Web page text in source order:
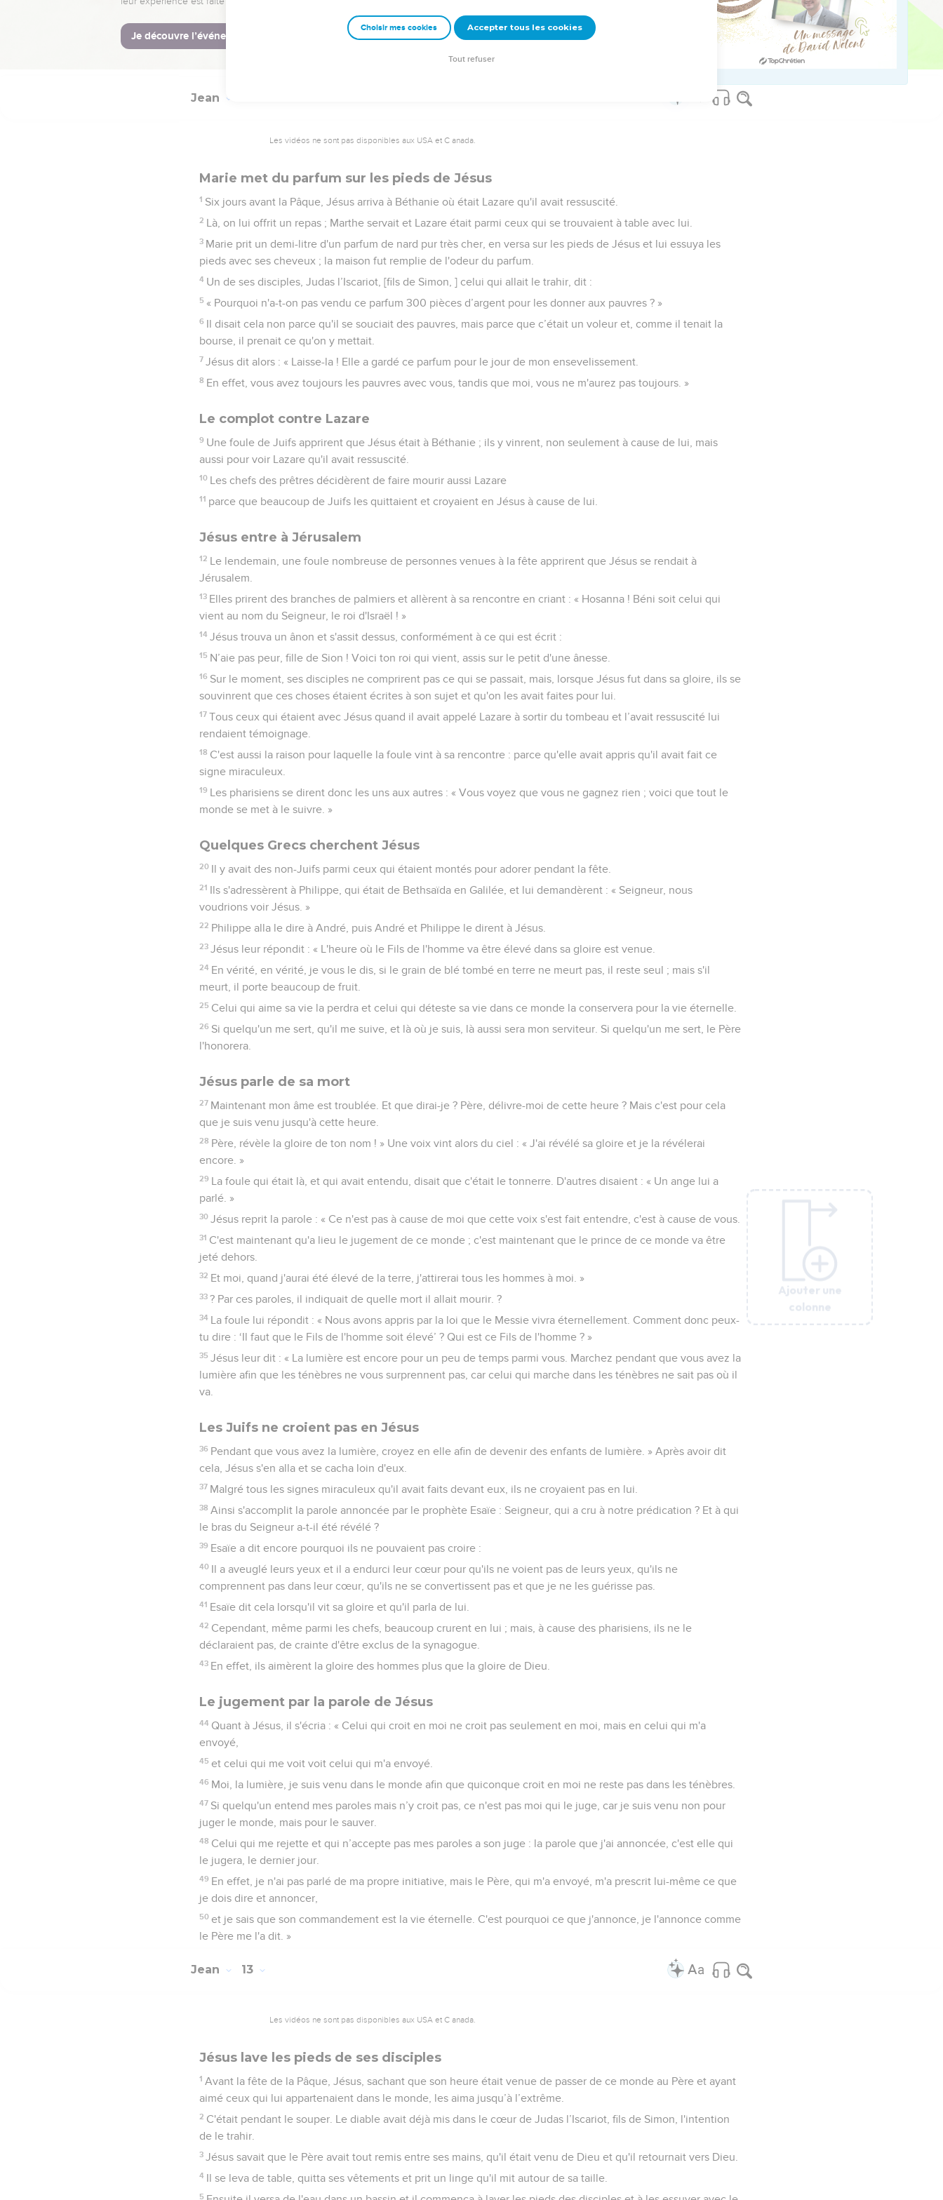
57 Or les chefs des prêtres et les pharisiens avaient donné l'ordre que, si quelqu'un savait où était Jésus, il le
Ajouter une
colonne
Jean
Les vidéos ne sont pas disponibles aux USA et C anada.
Marie met du parfum sur les pieds de Jésus
1 Six jours avant la Pâque, Jésus arriva à Béthanie où était Lazare qu'il avait ressuscité.
2 Là, on lui offrit un repas ; Marthe servait et Lazare était parmi ceux qui se trouvaient à table avec lui.
3 Marie prit un demi-litre d'un parfum de nard pur très cher, en versa sur les pieds de Jésus et lui essuya les
pieds avec ses cheveux ; la maison fut remplie de l'odeur du parfum.
4 Un de ses disciples, Judas l’Iscariot, [fils de Simon, ] celui qui allait le trahir, dit :
5 « Pourquoi n'a-t-on pas vendu ce parfum 300 pièces d’argent pour les donner aux pauvres ? »
6 Il disait cela non parce qu'il se souciait des pauvres, mais parce que c’était un voleur et, comme il tenait la
bourse, il prenait ce qu'on y mettait.
7 Jésus dit alors : « Laisse-la ! Elle a gardé ce parfum pour le jour de mon ensevelissement.
8 En effet, vous avez toujours les pauvres avec vous, tandis que moi, vous ne m'aurez pas toujours. »
Le complot contre Lazare
9 Une foule de Juifs apprirent que Jésus était à Béthanie ; ils y vinrent, non seulement à cause de lui, mais
aussi pour voir Lazare qu'il avait ressuscité.
10 Les chefs des prêtres décidèrent de faire mourir aussi Lazare
11 parce que beaucoup de Juifs les quittaient et croyaient en Jésus à cause de lui.
Jésus entre à Jérusalem
12 Le lendemain, une foule nombreuse de personnes venues à la fête apprirent que Jésus se rendait à
Jérusalem.
13 Elles prirent des branches de palmiers et allèrent à sa rencontre en criant : « Hosanna ! Béni soit celui qui
vient au nom du Seigneur, le roi d'Israël ! »
14 Jésus trouva un ânon et s'assit dessus, conformément à ce qui est écrit :
15 N’aie pas peur, fille de Sion ! Voici ton roi qui vient, assis sur le petit d'une ânesse.
16 Sur le moment, ses disciples ne comprirent pas ce qui se passait, mais, lorsque Jésus fut dans sa gloire, ils se
souvinrent que ces choses étaient écrites à son sujet et qu'on les avait faites pour lui.
17 Tous ceux qui étaient avec Jésus quand il avait appelé Lazare à sortir du tombeau et l’avait ressuscité lui
rendaient témoignage.
18 C'est aussi la raison pour laquelle la foule vint à sa rencontre : parce qu'elle avait appris qu'il avait fait ce
signe miraculeux.
19 Les pharisiens se dirent donc les uns aux autres : « Vous voyez que vous ne gagnez rien ; voici que tout le
monde se met à le suivre. »
Quelques Grecs cherchent Jésus
20 Il y avait des non-Juifs parmi ceux qui étaient montés pour adorer pendant la fête.
21 Ils s'adressèrent à Philippe, qui était de Bethsaïda en Galilée, et lui demandèrent : « Seigneur, nous
voudrions voir Jésus. »
22 Philippe alla le dire à André, puis André et Philippe le dirent à Jésus.
23 Jésus leur répondit : « L'heure où le Fils de l'homme va être élevé dans sa gloire est venue.
24 En vérité, en vérité, je vous le dis, si le grain de blé tombé en terre ne meurt pas, il reste seul ; mais s'il
meurt, il porte beaucoup de fruit.
25 Celui qui aime sa vie la perdra et celui qui déteste sa vie dans ce monde la conservera pour la vie éternelle.
26 Si quelqu'un me sert, qu'il me suive, et là où je suis, là aussi sera mon serviteur. Si quelqu'un me sert, le Père
l'honorera.
Jésus parle de sa mort
27 Maintenant mon âme est troublée. Et que dirai-je ? Père, délivre-moi de cette heure ? Mais c'est pour cela
que je suis venu jusqu'à cette heure.
28 Père, révèle la gloire de ton nom ! » Une voix vint alors du ciel : « J'ai révélé sa gloire et je la révélerai
encore. »
29 La foule qui était là, et qui avait entendu, disait que c'était le tonnerre. D'autres disaient : « Un ange lui a
parlé. »
30 Jésus reprit la parole : « Ce n'est pas à cause de moi que cette voix s'est fait entendre, c'est à cause de vous.
31 C'est maintenant qu'a lieu le jugement de ce monde ; c'est maintenant que le prince de ce monde va être
jeté dehors.
32 Et moi, quand j'aurai été élevé de la terre, j'attirerai tous les hommes à moi. »
33 ? Par ces paroles, il indiquait de quelle mort il allait mourir. ?
34 La foule lui répondit : « Nous avons appris par la loi que le Messie vivra éternellement. Comment donc peux-
tu dire : ‘Il faut que le Fils de l'homme soit élevé’ ? Qui est ce Fils de l'homme ? »
35 Jésus leur dit : « La lumière est encore pour un peu de temps parmi vous. Marchez pendant que vous avez la
lumière afin que les ténèbres ne vous surprennent pas, car celui qui marche dans les ténèbres ne sait pas où il
va.
Les Juifs ne croient pas en Jésus
36 Pendant que vous avez la lumière, croyez en elle afin de devenir des enfants de lumière. » Après avoir dit
cela, Jésus s'en alla et se cacha loin d'eux.
37 Malgré tous les signes miraculeux qu'il avait faits devant eux, ils ne croyaient pas en lui.
38 Ainsi s'accomplit la parole annoncée par le prophète Esaïe : Seigneur, qui a cru à notre prédication ? Et à qui
le bras du Seigneur a-t-il été révélé ?
39 Esaïe a dit encore pourquoi ils ne pouvaient pas croire :
40 Il a aveuglé leurs yeux et il a endurci leur cœur pour qu'ils ne voient pas de leurs yeux, qu'ils ne
comprennent pas dans leur cœur, qu'ils ne se convertissent pas et que je ne les guérisse pas.
41 Esaïe dit cela lorsqu'il vit sa gloire et qu'il parla de lui.
42 Cependant, même parmi les chefs, beaucoup crurent en lui ; mais, à cause des pharisiens, ils ne le
déclaraient pas, de crainte d'être exclus de la synagogue.
43 En effet, ils aimèrent la gloire des hommes plus que la gloire de Dieu.
Le jugement par la parole de Jésus
44 Quant à Jésus, il s'écria : « Celui qui croit en moi ne croit pas seulement en moi, mais en celui qui m'a
envoyé,
45 et celui qui me voit voit celui qui m'a envoyé.
46 Moi, la lumière, je suis venu dans le monde afin que quiconque croit en moi ne reste pas dans les ténèbres.
47 Si quelqu'un entend mes paroles mais n’y croit pas, ce n'est pas moi qui le juge, car je suis venu non pour
juger le monde, mais pour le sauver.
48 Celui qui me rejette et qui n’accepte pas mes paroles a son juge : la parole que j'ai annoncée, c'est elle qui
le jugera, le dernier jour.
49 En effet, je n'ai pas parlé de ma propre initiative, mais le Père, qui m'a envoyé, m'a prescrit lui-même ce que
je dois dire et annoncer,
50 et je sais que son commandement est la vie éternelle. C'est pourquoi ce que j'annonce, je l'annonce comme
le Père me l'a dit. »
Ajouter une
colonne
Jean 13
Les vidéos ne sont pas disponibles aux USA et C anada.
Jésus lave les pieds de ses disciples
1 Avant la fête de la Pâque, Jésus, sachant que son heure était venue de passer de ce monde au Père et ayant
aimé ceux qui lui appartenaient dans le monde, les aima jusqu’à l’extrême.
2 C'était pendant le souper. Le diable avait déjà mis dans le cœur de Judas l’Iscariot, fils de Simon, l'intention
de le trahir.
3 Jésus savait que le Père avait tout remis entre ses mains, qu'il était venu de Dieu et qu'il retournait vers Dieu.
4 Il se leva de table, quitta ses vêtements et prit un linge qu'il mit autour de sa taille.
5
Ajouter une
colonne
Ajouter une
colonne
Ajouter une
colonne
Ajouter une
colonne
Choisir mes cookies Accepter tous les cookies
Tout refuser